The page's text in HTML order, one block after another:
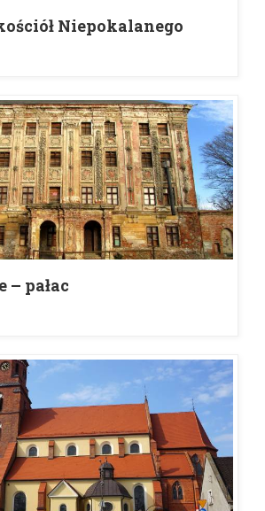
Niepokalanego
pałac